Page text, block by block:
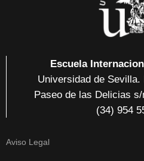
Escuela
Universidad de
Paseo de las Delicias s/
(34) 954
Aviso Legal